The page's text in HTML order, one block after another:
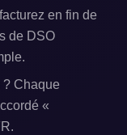
en fin de
de DSO
? Chaque
«